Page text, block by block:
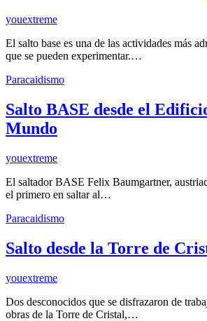
youextreme
El salto base es una de las actividades más
que se pueden experimentar.…
Paracaidismo
Salto BASE desde el
Mundo
youextreme
El saltador BASE Felix Baumgartner,
el primero en saltar al…
Paracaidismo
Salto desde la Torre de
youextreme
Dos desconocidos que se disfrazaron de
obras de la Torre de Cristal,…